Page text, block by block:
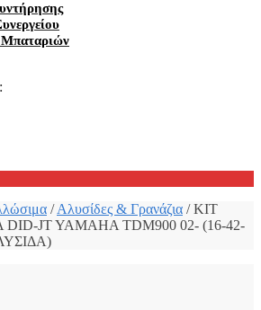
Μπαταριών
/Αλυσίδες & Γρανάζια /ΚΙΤ
JT YAMAHA TDM900 02- (16-42-